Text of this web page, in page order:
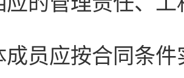
成员应按合同条